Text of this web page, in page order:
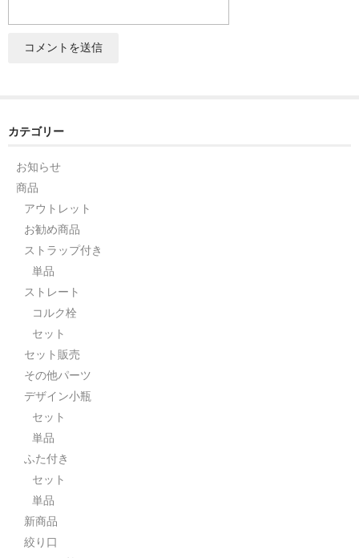
カテゴリー
お知らせ
商品
アウトレット
お勧め商品
ストラップ付き
単品
ストレート
コルク栓
セット
セット販売
その他パーツ
デザイン小瓶
セット
単品
ふた付き
セット
単品
新商品
絞り口